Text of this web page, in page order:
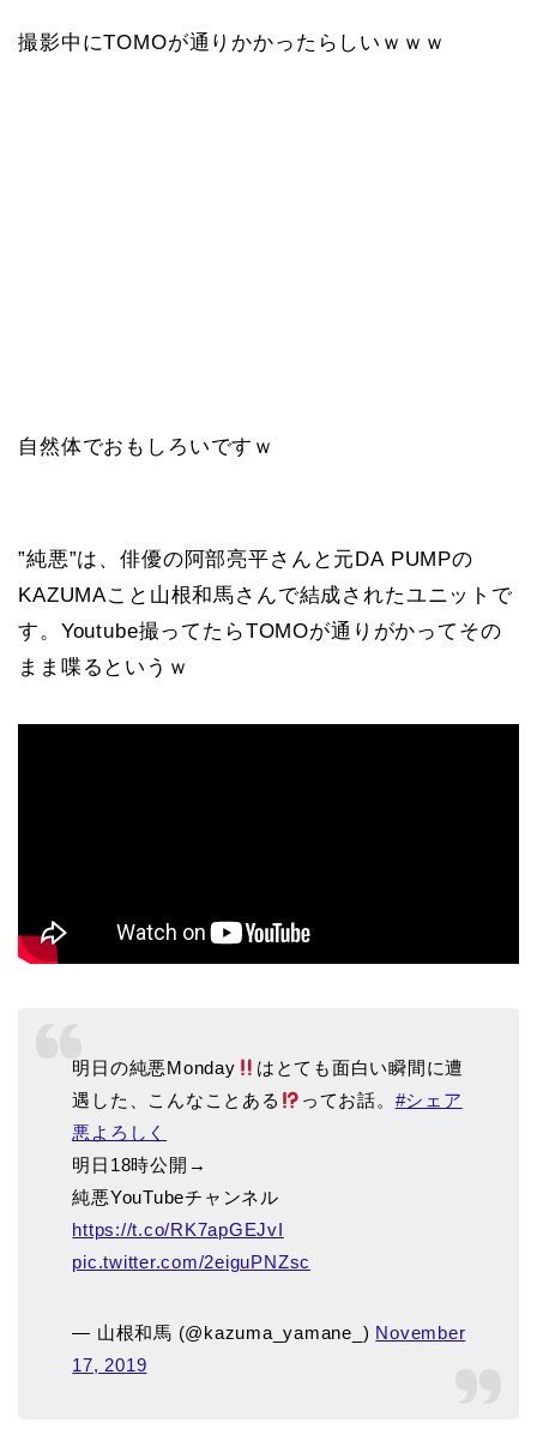
撮影中にTOMOが通りかかったらしいｗｗｗ
自然体でおもしろいですｗ
”純悪”は、俳優の阿部亮平さんと元DA PUMPの
KAZUMAこと山根和馬さんで結成されたユニットで
す。Youtube撮ってたらTOMOが通りがかってその
まま喋るというｗ
明日の純悪Monday
はとても面白い瞬間に遭
遇した、こんなことある
ってお話。 #シェア
悪よろしく
明日18時公開→
純悪YouTubeチャンネル
https://t.co/RK7apGEJvI
pic.twitter.com/2eiguPNZsc
— 山根和馬 (@kazuma_yamane_) November
17, 2019